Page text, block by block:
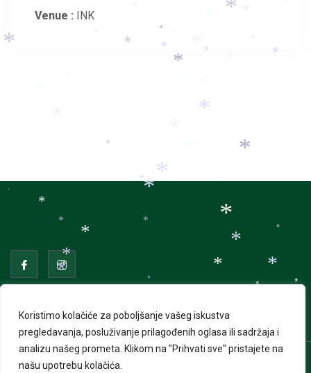
Koristimo kolačiće za poboljšanje vašeg iskustva
pregledavanja, posluživanje prilagođenih oglasa ili sadržaja i
analizu našeg prometa. Klikom na "Prihvati sve" pristajete na
našu upotrebu kolačića.
Venue : INK
© 2026 Advent u Puli. Sva prava pridržana | Izrada web
*
*
*
*
* *
*
*
*
*
*
*
*
*
*
*
*
*
*
*
*
*
*
*
*
*
*
*
*
*
*
*
*
*
*
*
*
*
*
*